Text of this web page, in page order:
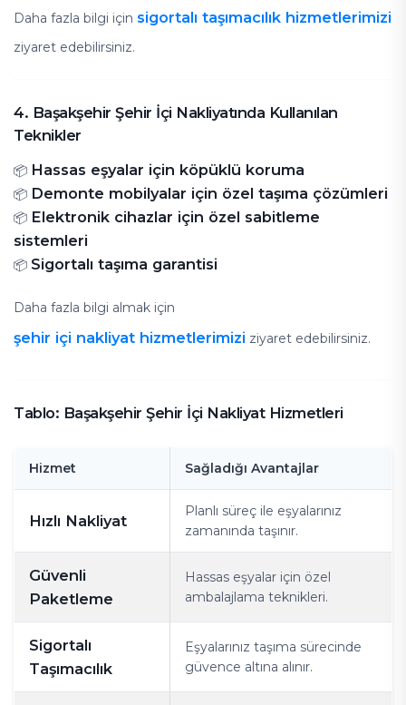
Daha fazla bilgi için sigortalı taşımacılık hizmetlerimizi
ziyaret edebilirsiniz.
4. Başakşehir Şehir İçi Nakliyatında Kullanılan
Teknikler
📦 Hassas eşyalar için köpüklü koruma
📦 Demonte mobilyalar için özel taşıma çözümleri
📦 Elektronik cihazlar için özel sabitleme
sistemleri
📦 Sigortalı taşıma garantisi
Daha fazla bilgi almak için
şehir içi nakliyat hizmetlerimizi ziyaret edebilirsiniz.
Tablo: Başakşehir Şehir İçi Nakliyat Hizmetleri
Hizmet Sağladığı Avantajlar
Hızlı Nakliyat
Planlı süreç ile eşyalarınız
zamanında taşınır.
Güvenli
Paketleme
Hassas eşyalar için özel
ambalajlama teknikleri.
Sigortalı
Taşımacılık
Eşyalarınız taşıma sürecinde
güvence altına alınır.